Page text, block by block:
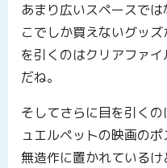
あまり広いスペースで
こでしか買えないグッ
を引くのはクリアファ
だね。
そしてさらに目を引く
ュエルペットの映画の
無造作に置かれているけ